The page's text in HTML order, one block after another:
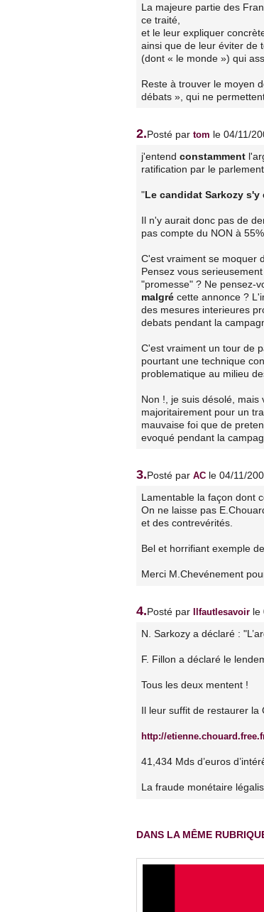
La majeure partie des
ce traité,
et le leur expliquer
ainsi que de leur éviter de
(dont « le monde ») qui
Reste à trouver le moyen
débats », qui ne
2.Posté par tom le 04/11/
j'entendconstamment
ratification par le
"Le candidat Sarkozy
Il n'y aurait donc pas de
pas compte du NON à
C'est vraiment se moquer
Pensez vous
"promesse" ? Ne pensez-
malgrécette annonce ?
des mesures interieures
debats pendant la
C'est vraiment un tour de
pourtant une technique
problematique au milieu
Non !, je suis désolé,
majoritairement pour un
mauvaise foi que de
evoqué pendant la
3.Posté par AC le 04/11/
Lamentable la façon dont
On ne laisse pas
et des contrevérités.
Bel et horrifiant exemple
Merci M.Chevénement
4.Posté par Ilfautlesavoir le
N. Sarkozy a déclaré :
F. Fillon a déclaré le
Tous les deux mentent !
Il leur suffit de restaurer la
http://
41,434 Mds d’euros
La fraude monétaire
DANS LA MÊME